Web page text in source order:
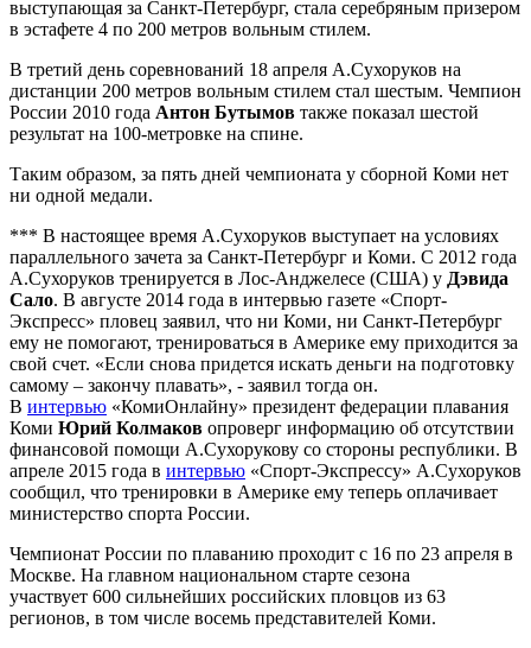
выступающая за Санкт-Петербург, стала серебряным призером
в эстафете 4 по 200 метров вольным стилем.
В третий день соревнований 18 апреля А.Сухоруков на
дистанции 200 метров вольным стилем стал шестым. Чемпион
России 2010 года Антон Бутымов также показал шестой
результат на 100-метровке на спине.
Таким образом, за пять дней чемпионата у сборной Коми нет
ни одной медали.
*** В настоящее время А.Сухоруков выступает на условиях
параллельного зачета за Санкт-Петербург и Коми. С 2012 года
А.Сухоруков тренируется в Лос-Анджелесе (США) у Дэвида
Сало. В августе 2014 года в интервью газете «Спорт-
Экспресс» пловец заявил, что ни Коми, ни Санкт-Петербург
ему не помогают, тренироваться в Америке ему приходится за
свой счет. «Если снова придется искать деньги на подготовку
самому – закончу плавать», - заявил тогда он.
В интервью «КомиОнлайну» президент федерации плавания
Коми Юрий Колмаков опроверг информацию об отсутствии
финансовой помощи А.Сухорукову со стороны республики. В
апреле 2015 года в интервью «Спорт-Экспрессу» А.Сухоруков
сообщил, что тренировки в Америке ему теперь оплачивает
министерство спорта России.
Чемпионат России по плаванию проходит с 16 по 23 апреля в
Москве. На главном национальном старте сезона
участвует 600 сильнейших российских пловцов из 63
регионов, в том числе восемь представителей Коми.